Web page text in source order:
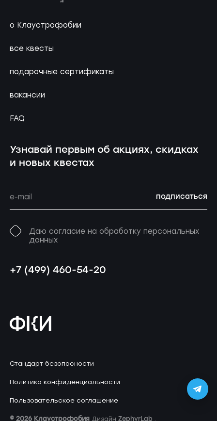
о Клаустрофобии
все квесты
подарочные сертификаты
вакансии
FAQ
Узнавай первым об акциях, скидках
и новых квестах
подписаться
Даю согласие на обработку персональных
данных
+7 (499) 460-54-20
Стандарт безопасности
Политика конфиденциальности
Пользовательское соглашение
Дизайн .